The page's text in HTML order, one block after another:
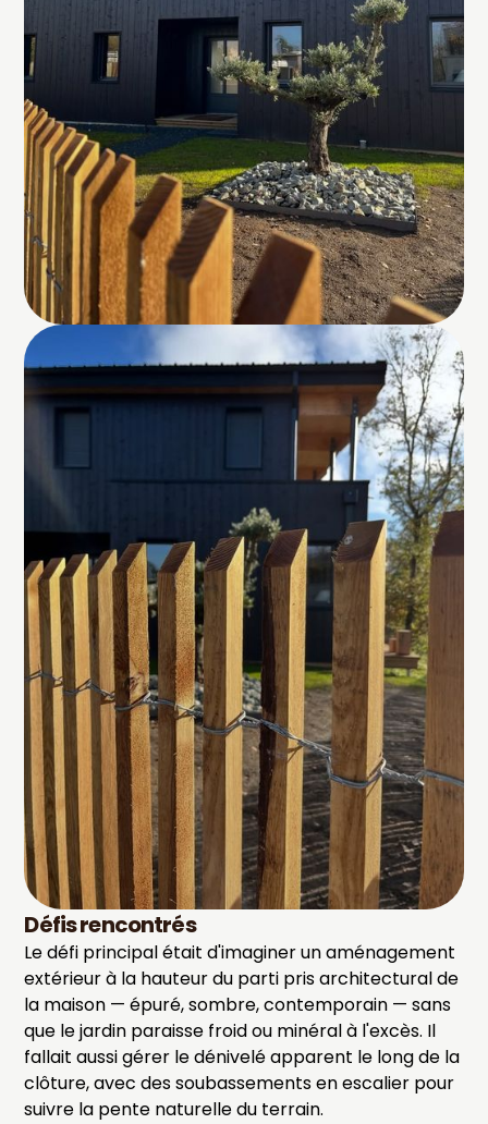
Défis rencontrés
Le défi principal était d'imaginer un aménagement
extérieur à la hauteur du parti pris architectural de
la maison — épuré, sombre, contemporain — sans
que le jardin paraisse froid ou minéral à l'excès. Il
fallait aussi gérer le dénivelé apparent le long de la
clôture, avec des soubassements en escalier pour
suivre la pente naturelle du terrain.